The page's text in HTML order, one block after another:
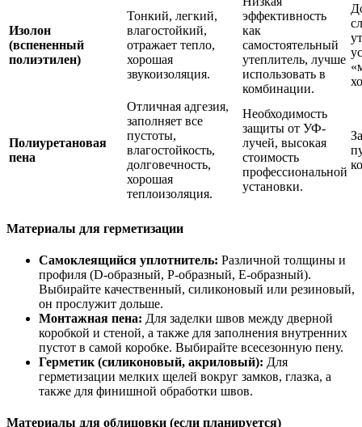
Изолон
(вспененный
полиэтилен)
Тонкий, легкий,
влагостойкий,
отражает тепло,
хорошая
звукоизоляция.
эффективность
как
самостоятельный
утеплитель, лучше
использовать в
комбинации.
Полиуретановая
пена
Отличная адгезия,
заполняет все
пустоты,
влагостойкость,
долговечность,
хорошая
теплоизоляция.
Необходимость
защиты от УФ-
лучей, высокая
стоимость
профессиональной
установки.
Материалы для герметизации
Самоклеящийся уплотнитель: Различной толщины и
профиля (D-образный, P-образный, Е-образный).
Выбирайте качественный, силиконовый или резиновый,
он прослужит дольше.
Монтажная пена: Для заделки швов между дверной
коробкой и стеной, а также для заполнения внутренних
пустот в самой коробке. Выбирайте всесезонную пену.
Герметик (силиконовый, акриловый): Для
герметизации мелких щелей вокруг замков, глазка, а
также для финишной обработки швов.
Материалы для облицовки (если планируется)